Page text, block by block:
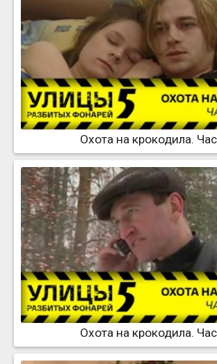
Охота на крокодила.
Охота на крокодила.